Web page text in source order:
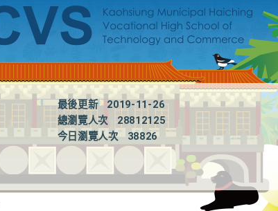
最後更新
2019-11-26
總瀏覽人次
28812125
今日瀏覽人次
38826